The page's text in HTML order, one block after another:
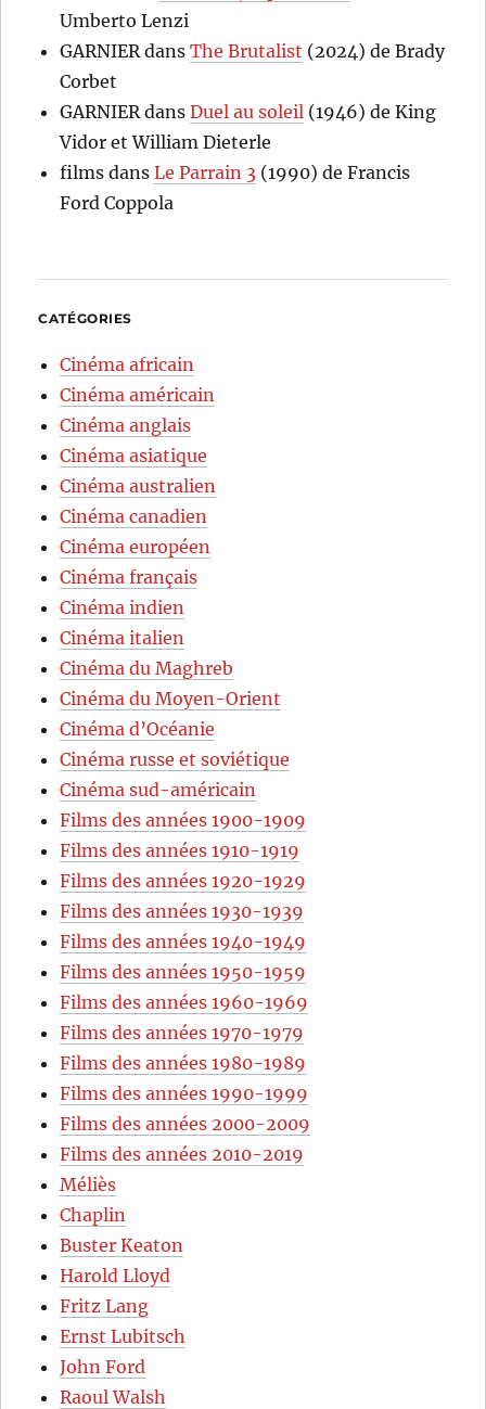
Umberto Lenzi
GARNIER dansThe Brutalist (2024) de Brady
Corbet
GARNIER dansDuel au soleil (1946) de King
Vidor et William Dieterle
films dansLe Parrain 3 (1990) de Francis
Ford Coppola
CATÉGORIES
Cinéma africain
Cinéma américain
Cinéma anglais
Cinéma asiatique
Cinéma australien
Cinéma canadien
Cinéma européen
Cinéma français
Cinéma indien
Cinéma italien
Cinéma du Maghreb
Cinéma du Moyen-Orient
Cinéma d’Océanie
Cinéma russe et soviétique
Cinéma sud-américain
Films des années 1900-1909
Films des années 1910-1919
Films des années 1920-1929
Films des années 1930-1939
Films des années 1940-1949
Films des années 1950-1959
Films des années 1960-1969
Films des années 1970-1979
Films des années 1980-1989
Films des années 1990-1999
Films des années 2000-2009
Films des années 2010-2019
Méliès
Chaplin
Buster Keaton
Harold Lloyd
Fritz Lang
Ernst Lubitsch
John Ford
Raoul Walsh